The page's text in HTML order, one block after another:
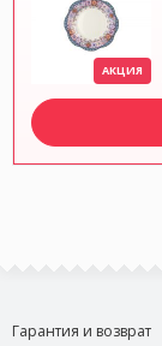
АКЦИЯ
Гарантия и возврат